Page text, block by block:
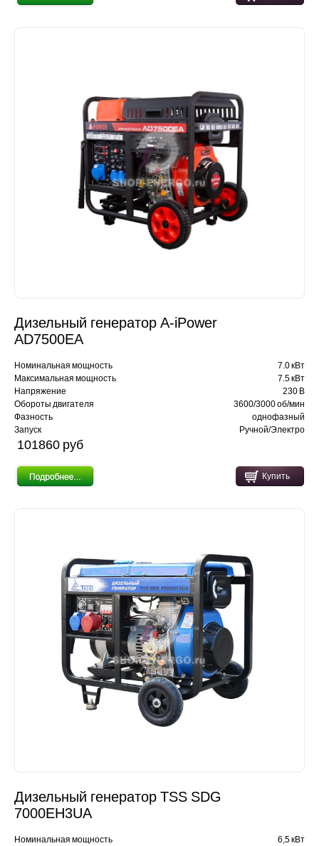
Дизельный генератор A-iPower
AD7500EA
Номинальная мощность
7.0 кВт
Максимальная мощность
7.5 кВт
Напряжение
230 В
Обороты двигателя
3600/3000 об/мин
Фазность
однофазный
Запуск
Ручной/Электро
101860 pуб
Купить
Дизельный генератор TSS SDG
7000EH3UA
Номинальная мощность
6,5 кВт